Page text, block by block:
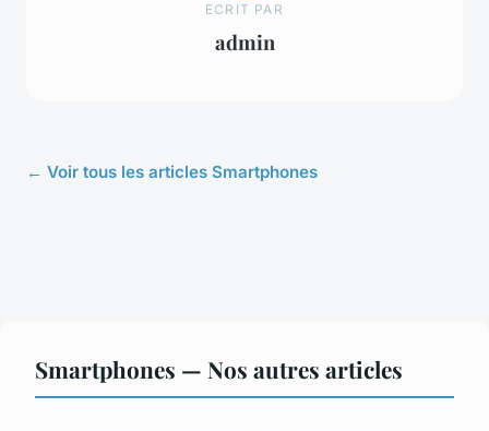
ECRIT PAR
admin
← Voir tous les articles Smartphones
Smartphones — Nos autres articles